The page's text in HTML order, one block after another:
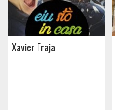
Xavier Fraja